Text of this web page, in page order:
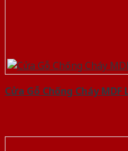
Cửa Gỗ Chống Cháy